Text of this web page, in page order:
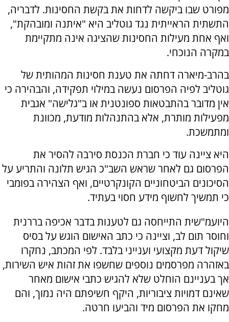
מפורט שבו ביקשה לדחות את בקשת החסינות. לדבריה,
התשתית הראייתית נגד גוטליב היא "איתנה ומובהקת",
ואף אחת מעילות החסינות שהציגה אינה מתקיימת
במקרה הנוכחי.
בהרב-מיארה דחתה את טענת חסינות המהותית של
גוטליב לפיה הפרסום נעשה במילוי תפקידה, והבהירה כי
אין מדובר בהתבטאות ספונטנית או ב"גלישה" אגבית
מפעילות מותרת, אלא בהתנהלות מודעת, מכוונת
ומתמשכת.
היא ציינה עוד כי חברת הכנסת סירבה להסיר את
הפרסום גם לאחר שראש השב"כ הגיש תלונה והתריע על
הסיכונים הביטחוניים הקונקרטיים, ואף הצהירה בפומבי
כי תמשיך לחשוף מידע חסוי בעתיד.
היועמ"שית התייחסה גם לטענות בדבר אכיפה בררנית
וחוסר תום לב, וציינה כי כתב האישום הוגש על בסיס
שיקול דעת מקצועי וענייני בלבד. לפי המכתב, נחקרו
באזהרה מפרסמים נוספים שחשפו את זהות איש השירות,
אך בעניינם הוחלט שלא להגיש כתבי אישום מאחר
שאינם דמויות ציבוריות, היקף חשיפתם היה נמוך, והם
מחקו את הפרסום מיד והביעו חרטה.